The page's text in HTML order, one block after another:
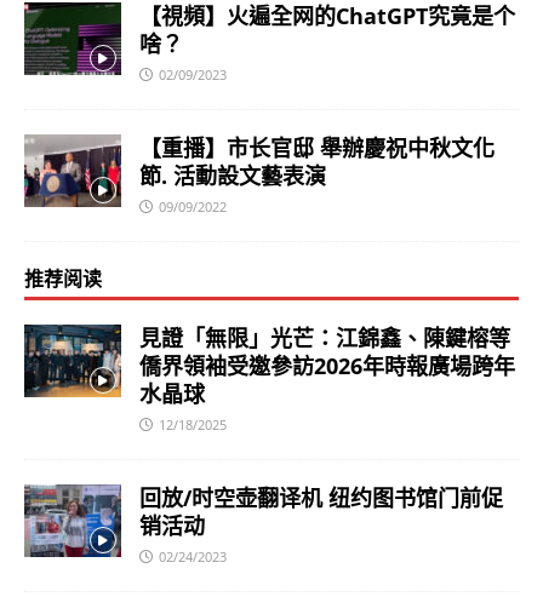
【視頻】火遍全网的ChatGPT究竟是个
啥？
02/09/2023
【重播】市长官邸 舉辦慶祝中秋文化
節. 活動設文藝表演
09/09/2022
推荐阅读
見證「無限」光芒：江錦鑫、陳鍵榕等
僑界領袖受邀參訪2026年時報廣場跨年
水晶球
12/18/2025
回放/时空壶翻译机 纽约图书馆门前促
销活动
02/24/2023